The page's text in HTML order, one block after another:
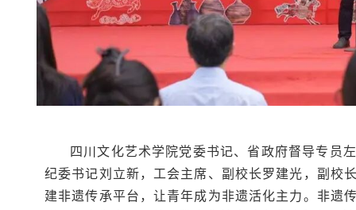
四川文化艺术学院党委书记、省政府督导专员
纪委书记刘立新，工会主席、副校长罗建光，副校
建非遗传承平台，让青年成为非遗活化主力。非遗